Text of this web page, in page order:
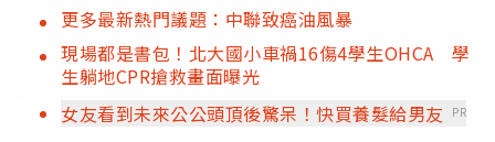
更多最新熱門議題：中聯致癌油風暴
現場都是書包！北大國小車禍16傷4學生OHCA 學
生躺地CPR搶救畫面曝光
女友看到未來公公頭頂後驚呆！快買養髮給男友
PR